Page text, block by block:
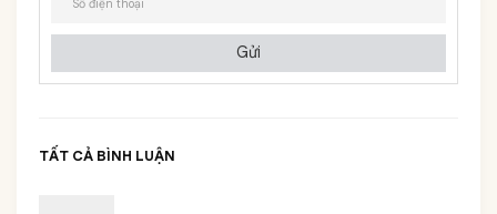
Gửi
TẤT CẢ BÌNH LUẬN